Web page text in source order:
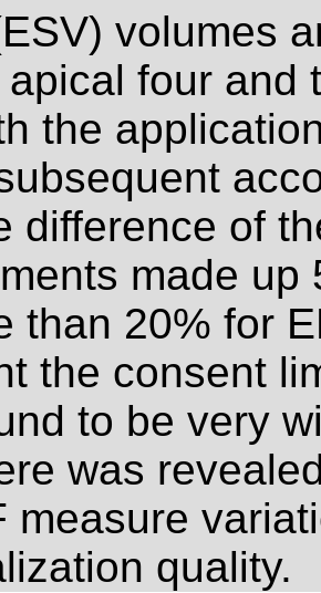
volumes
apical four and
the
difference of
made up
than 20% for
the consent
to be very
was
measure
quality.